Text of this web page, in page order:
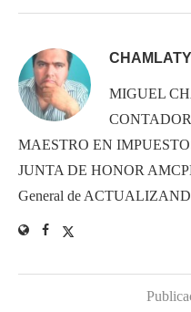
CHAMLATY
MIGUEL
MAESTRO EN
JUNTA DE HONOR
General de